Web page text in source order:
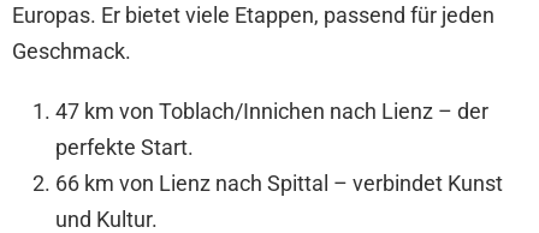
Europas. Er bietet viele Etappen, passend für jeden
Geschmack.
47 km von Toblach/Innichen nach Lienz – der
perfekte Start.
66 km von Lienz nach Spittal – verbindet Kunst
und Kultur.